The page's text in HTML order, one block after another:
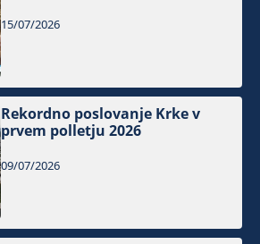
15/07/2026
Rekordno poslovanje Krke v
prvem polletju 2026
09/07/2026